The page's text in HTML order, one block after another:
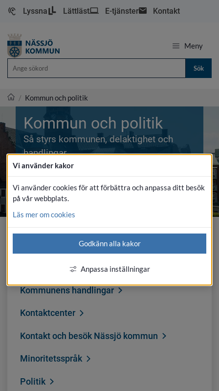
Lyssna Lättläst E-tjänster Kontakt
Meny
Nässjö kommun
/ Kommun och politik
Kommun och politik
Så styrs kommunen, delaktighet och
handlingar
Kommunens anslagstavla
Kommunens handlingar
Kontaktcenter
Kontakt och besök Nässjö kommun
Minoritetsspråk
Politik
Vi använder kakor
Vi använder cookies för att förbättra och anpassa ditt besök
på vår webbplats.
Läs mer om cookies
Godkänn alla kakor
Anpassa inställningar